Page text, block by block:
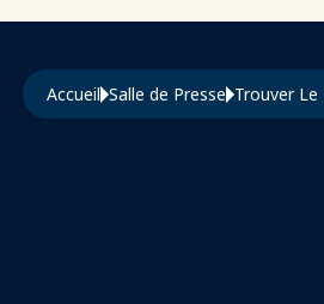
Fil d'Ariane
Accueil Salle de Presse